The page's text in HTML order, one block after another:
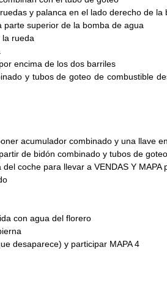
y palanca en el lado derecho de la
parte superior de la bomba de agua
la rueda
encima de los dos barriles
y tubos de goteo de combustible
acumulador combinado y una llave
de bidón combinado y tubos de
coche para llevar a VENDAS Y MAPA
con agua del florero
desaparece) y participar MAPA 4